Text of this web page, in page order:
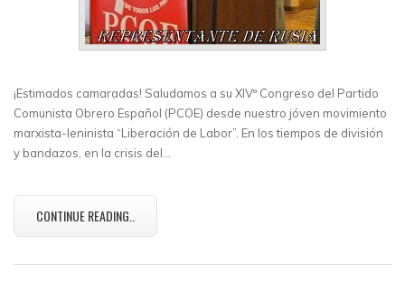
¡Estimados camaradas! Saludamos a su XIVº Congreso del Partido
Comunista Obrero Español (PCOE) desde nuestro jóven movimiento
marxista-leninista “Liberación de Labor”. En los tiempos de división
y bandazos, en la crisis del…
CONTINUE READING..